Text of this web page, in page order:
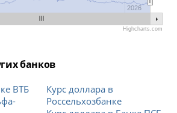
2026
Highcharts.com
банков
ВТБ
Курс доллара в
Россельхозбанке